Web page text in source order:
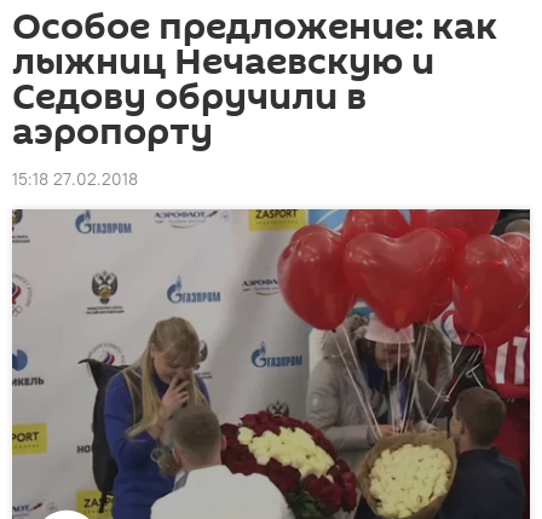
Особое предложение: как
лыжниц Нечаевскую и
Седову обручили в
аэропорту
15:18 27.02.2018